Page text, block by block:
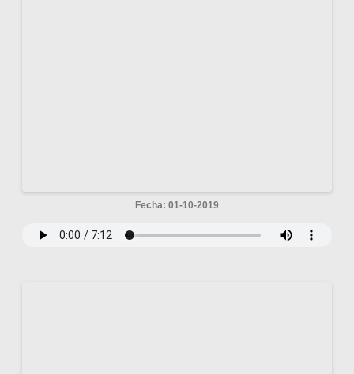
Fecha: 01-10-2019